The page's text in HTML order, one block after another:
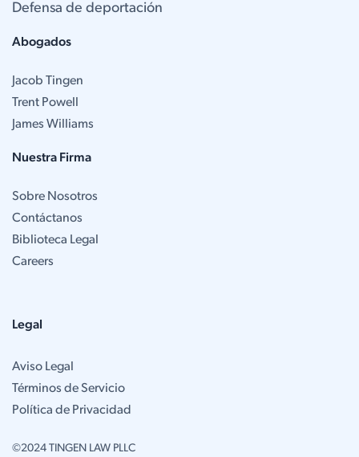
Defensa de deportación
©2024 TINGEN LAW PLLC
Abogados
Jacob Tingen
Trent Powell
James Williams
Nuestra Firma
Sobre Nosotros
Contáctanos
Biblioteca Legal
Careers
Legal
Aviso Legal
Términos de Servicio
Política de Privacidad